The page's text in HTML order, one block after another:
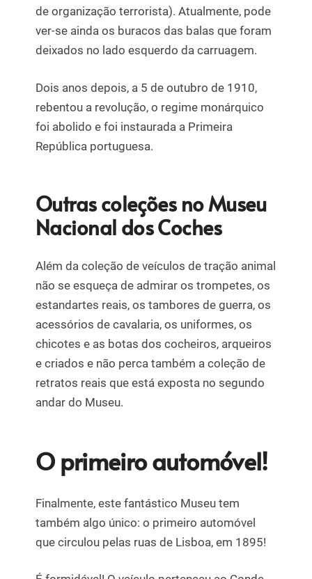
de organização terrorista). Atualmente, pode
ver-se ainda os buracos das balas que foram
deixados no lado esquerdo da carruagem.
Dois anos depois, a 5 de outubro de 1910,
rebentou a revolução, o regime monárquico
foi abolido e foi instaurada a Primeira
República portuguesa.
Outras coleções no Museu
Nacional dos Coches
Além da coleção de veículos de tração animal
não se esqueça de admirar os trompetes, os
estandartes reais, os tambores de guerra, os
acessórios de cavalaria, os uniformes, os
chicotes e as botas dos cocheiros, arqueiros
e criados e não perca também a coleção de
retratos reais que está exposta no segundo
andar do Museu.
O primeiro automóvel!
Finalmente, este fantástico Museu tem
também algo único: o primeiro automóvel
que circulou pelas ruas de Lisboa, em 1895!